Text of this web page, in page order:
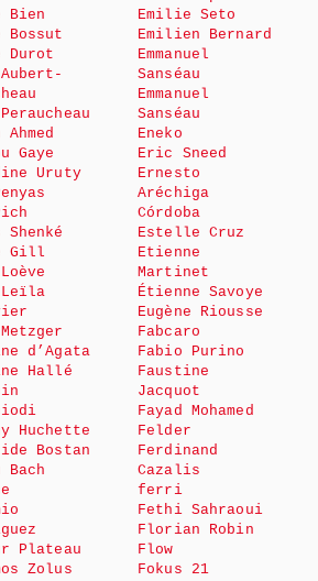
Bien
Durot
Ahmed
Gaye
Uruty
Shenké
Gill
Leïla
d’Agata
Hallé
Huchette
Bostan
Bach
Plateau
Zolus
Emilie Seto
Emilien Bernard
Emmanuel
Sanséau
Emmanuel
Sanséau
Eneko
Eric Sneed
Ernesto
Aréchiga
Córdoba
Estelle Cruz
Etienne
Martinet
Étienne Savoye
Eugène Riousse
Fabcaro
Fabio Purino
Faustine
Jacquot
Fayad Mohamed
Felder
Ferdinand
Cazalis
ferri
Fethi Sahraoui
Florian Robin
Flow
Fokus 21